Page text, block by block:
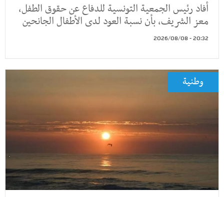
أفاد رئيس الجمعية التونسية للدفاع عن حقوق الطفل،
معز الشريف، بأن نسبة العود لدى الأطفال الجانحين
20:32 - 2026/08/08
وطنية